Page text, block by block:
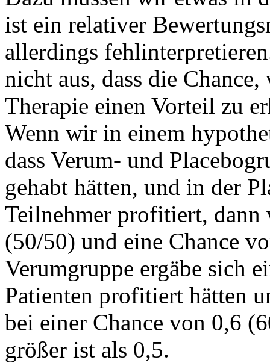
ist ein relativer
allerdings
nicht aus, dass die
Therapie einen Vorteil zu
Wenn wir in einem
dass Verum- und
gehabt hätten, und in der
Teilnehmer profitiert, dann
(50/50) und eine Chance
Verumgruppe ergäbe sich
Patienten profitiert hätten
bei einer Chance von 0,6
größer ist als 0,5.